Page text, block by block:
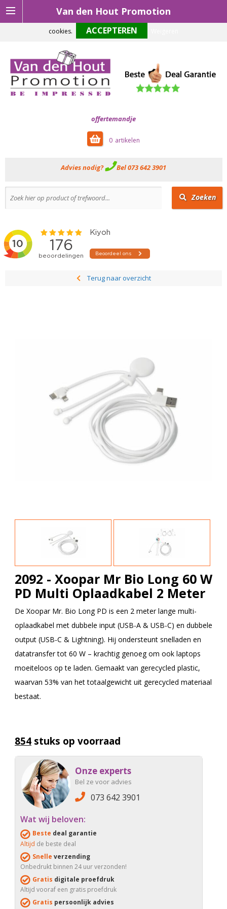
Van den Hout Promotion
offertemandje
0
Advies nodig? Bel 073 642 3901
Zoeken
Terug naar overzicht
2092 - Xoopar Mr Bio Long 60 W
PD Multi Oplaadkabel 2 Meter
De Xoopar Mr. Bio Long PD is een 2 meter lange multi-
oplaadkabel met dubbele input (USB-A & USB-C) en dubbele
output (USB-C & Lightning). Hij ondersteunt snelladen en
datatransfer tot 60 W – krachtig genoeg om ook laptops
moeiteloos op te laden. Gemaakt van gerecycled plastic,
waarvan 53% van het totaalgewicht uit gerecycled materiaal
bestaat.
854 stuks op voorraad
Onze experts
Bel ze voor advies
073 642 3901
Wat wij beloven:
Beste deal garantie
Altijd de beste deal
Snelle verzending
Onbedrukt binnen 24 uur verzonden!
Gratis digitale proefdruk
Altijd vooraf een gratis proefdruk
Gratis persoonlijk advies
Om onze website optimaal te laten functioneren maken wij gebruik van
cookies.